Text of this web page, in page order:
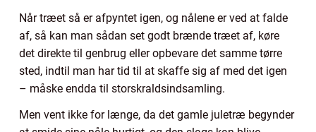
Når træet så er afpyntet igen, og nålene er ved at falde
af, så kan man sådan set godt brænde træet af, køre
det direkte til genbrug eller opbevare det samme tørre
sted, indtil man har tid til at skaffe sig af med det igen
– måske endda til storskraldsindsamling.
Men vent ikke for længe, da det gamle juletræ begynder